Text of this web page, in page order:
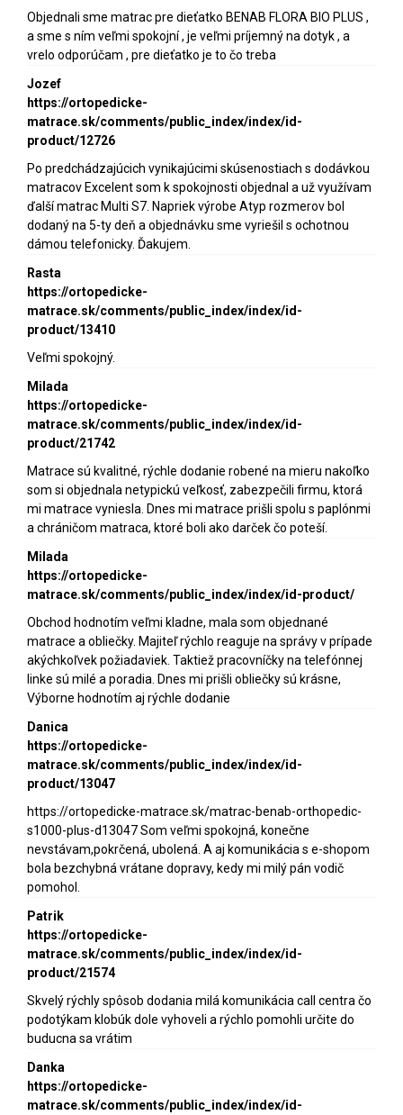
Objednali sme matrac pre dieťatko BENAB FLORA BIO PLUS ,
a sme s ním veľmi spokojní , je veľmi príjemný na dotyk , a
vrelo odporúčam , pre dieťatko je to čo treba
Jozef
https://ortopedicke-
matrace.sk/comments/public_index/index/id-
product/12726
Po predchádzajúcich vynikajúcimi skúsenostiach s dodávkou
matracov Excelent som k spokojnosti objednal a už využívam
ďalší matrac Multi S7. Napriek výrobe Atyp rozmerov bol
dodaný na 5-ty deň a objednávku sme vyriešil s ochotnou
dámou telefonicky. Ďakujem.
Rasta
https://ortopedicke-
matrace.sk/comments/public_index/index/id-
product/13410
Veľmi spokojný.
Milada
https://ortopedicke-
matrace.sk/comments/public_index/index/id-
product/21742
Matrace sú kvalitné, rýchle dodanie robené na mieru nakoľko
som si objednala netypickú veľkosť, zabezpečili firmu, ktorá
mi matrace vyniesla. Dnes mi matrace prišli spolu s paplónmi
a chráničom matraca, ktoré boli ako darček čo poteší.
Milada
https://ortopedicke-
matrace.sk/comments/public_index/index/id-product/
Obchod hodnotím veľmi kladne, mala som objednané
matrace a obliečky. Majiteľ rýchlo reaguje na správy v prípade
akýchkoľvek požiadaviek. Taktiež pracovníčky na telefónnej
linke sú milé a poradia. Dnes mi prišli obliečky sú krásne,
Výborne hodnotím aj rýchle dodanie
Danica
https://ortopedicke-
matrace.sk/comments/public_index/index/id-
product/13047
https://ortopedicke-matrace.sk/matrac-benab-orthopedic-
s1000-plus-d13047 Som veľmi spokojná, konečne
nevstávam,pokrčená, ubolená. A aj komunikácia s e-shopom
bola bezchybná vrátane dopravy, kedy mi milý pán vodič
pomohol.
Patrik
https://ortopedicke-
matrace.sk/comments/public_index/index/id-
product/21574
Skvelý rýchly spôsob dodania milá komunikácia call centra čo
podotýkam klobúk dole vyhoveli a rýchlo pomohli určite do
buducna sa vrátim
Danka
https://ortopedicke-
matrace.sk/comments/public_index/index/id-